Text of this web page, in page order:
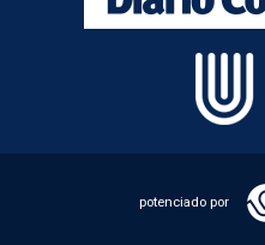
potenciado por